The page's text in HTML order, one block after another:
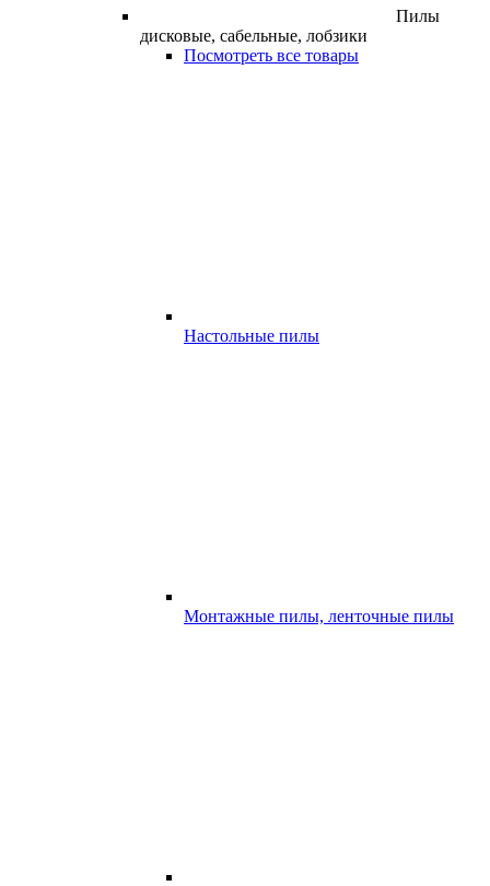
Пилы
дисковые, сабельные, лобзики
Посмотреть все товары
Настольные пилы
Монтажные пилы, ленточные пилы